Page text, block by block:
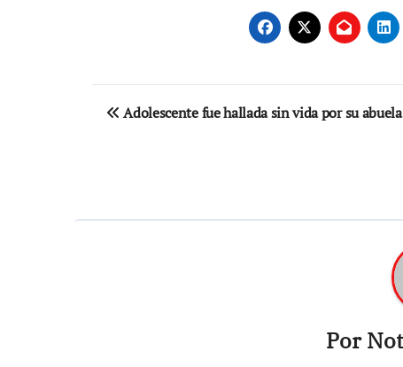
Navegación
Adolescente fue hallada sin vida por su abuela
Por